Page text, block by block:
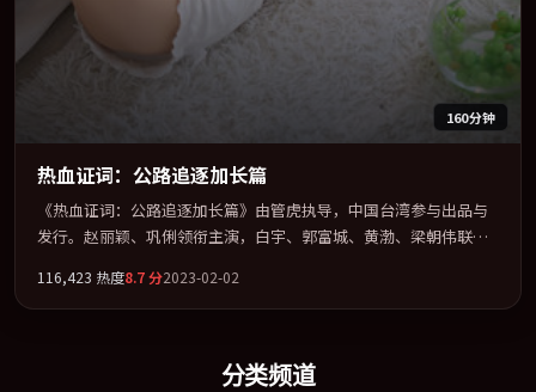
160分钟
热血证词：公路追逐加长篇
《热血证词：公路追逐加长篇》由管虎执导，中国台湾参与出品与
发行。赵丽颖、巩俐领衔主演，白宇、郭富城、黄渤、梁朝伟联袂
疑」类型为骨架，在叙事、表演与视听上力求统一。定于 2023-03-
13 在内地院线及主流平台同步亮相，2023 年度话题片中口碑稳健，
116,423 热度8.7分2023-02-02
分类频道